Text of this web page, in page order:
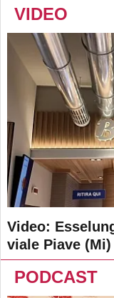
VIDEO
Video:
viale Piave (Mi)
PODCAST